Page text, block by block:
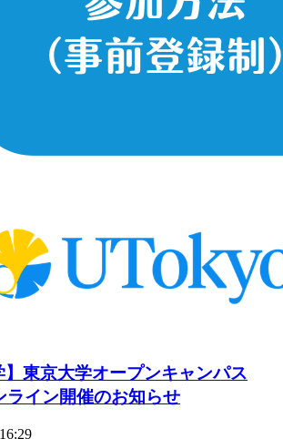
】東京大学オープンキャンパス
イン開催のお知らせ